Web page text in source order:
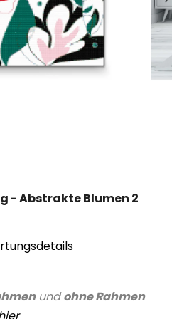
undohne Rahmen
- Abstrakte Blumen 2